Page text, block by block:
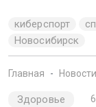
киберспорт
Новосибирск
Главная Новости
Здоровье